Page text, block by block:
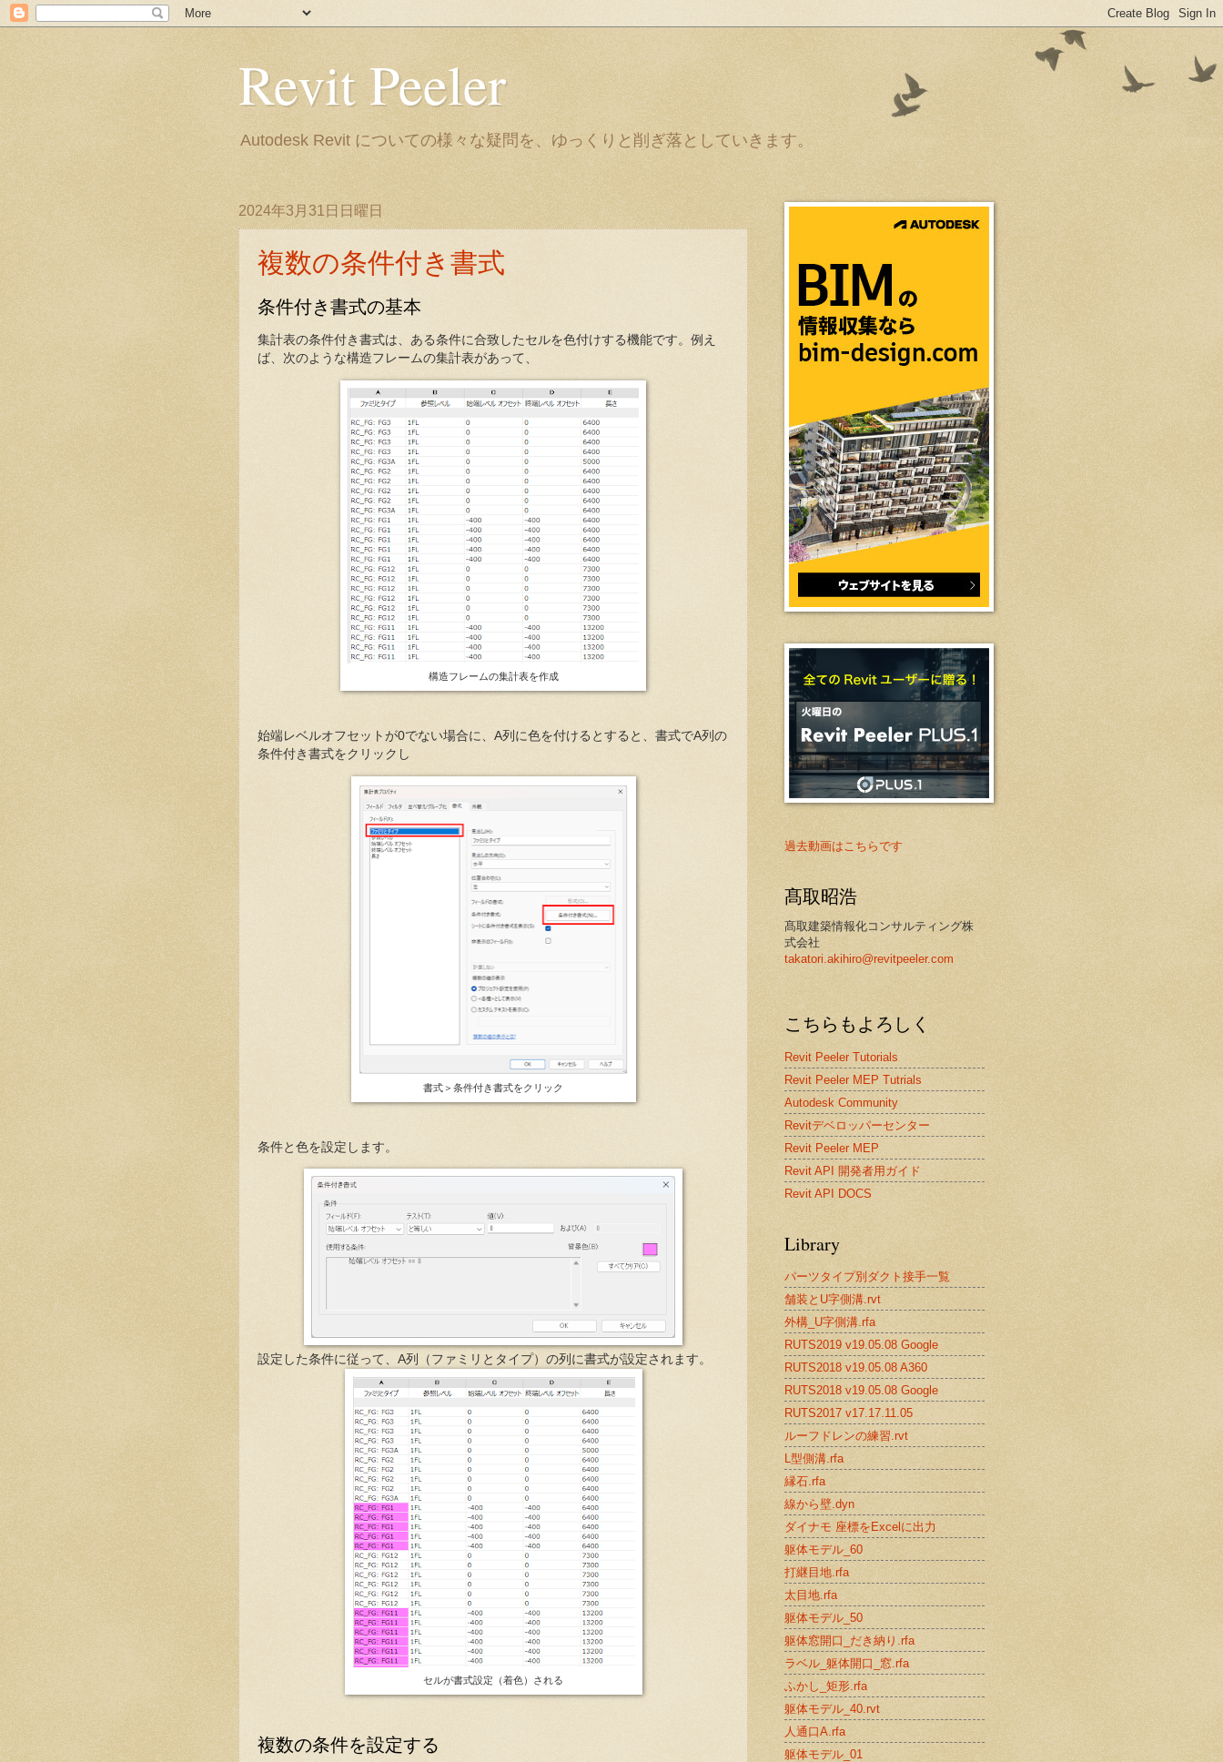
Revit Peeler
Autodesk Revit についての様々な疑問を、ゆっくりと削ぎ落としていきます。
2024年3月31日日曜日
複数の条件付き書式
条件付き書式の基本
集計表の条件付き書式は、ある条件に合致したセルを色付けする機能です。例え
ば、次のような構造フレームの集計表があって、
構造フレームの集計表を作成
始端レベルオフセットが0でない場合に、A列に色を付けるとすると、書式でA列の
条件付き書式をクリックし
書式＞条件付き書式をクリック
条件と色を設定します。
設定した条件に従って、A列（ファミリとタイプ）の列に書式が設定されます。
セルが書式設定（着色）される
複数の条件を設定する
過去動画はこちらです
髙取昭浩
髙取建築情報化コンサルティング株
式会社
takatori.akihiro@revitpeeler.com
こちらもよろしく
Revit Peeler Tutorials
Revit Peeler MEP Tutrials
Autodesk Community
Revitデベロッパーセンター
Revit Peeler MEP
Revit API 開発者用ガイド
Revit API DOCS
Library
パーツタイプ別ダクト接手一覧
舗装とU字側溝.rvt
外構_U字側溝.rfa
RUTS2019 v19.05.08 Google
RUTS2018 v19.05.08 A360
RUTS2018 v19.05.08 Google
RUTS2017 v17.17.11.05
ルーフドレンの練習.rvt
L型側溝.rfa
縁石.rfa
線から壁.dyn
ダイナモ 座標をExcelに出力
躯体モデル_60
打継目地.rfa
太目地.rfa
躯体モデル_50
躯体窓開口_だき納り.rfa
ラベル_躯体開口_窓.rfa
ふかし_矩形.rfa
躯体モデル_40.rvt
人通口A.rfa
躯体モデル_01